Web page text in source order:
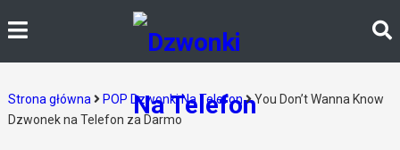
Strona główna POP Dzwonki Na Telefon
You Don’t Wanna Know
Dzwonek na Telefon za Darmo